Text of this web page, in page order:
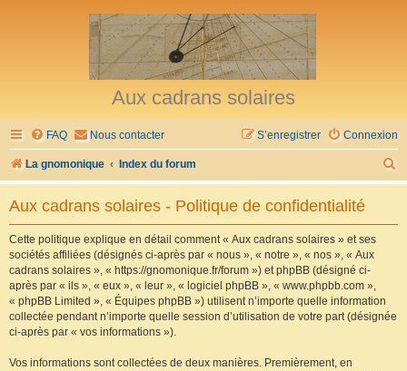
Aux cadrans solaires
FAQ Nous contacter Connexion
S’enregistrer
La gnomonique Index du forum
e
Aux cadrans solaires - Politique de confidentialité
Cette politique explique en détail comment « Aux cadrans solaires » et ses
sociétés affiliées (désignés ci-après par « nous », « notre », « nos », « Aux
cadrans solaires », « https://gnomonique.fr/forum ») et phpBB (désigné ci-
après par « ils », « eux », « leur », « logiciel phpBB », « www.phpbb.com »,
« phpBB Limited », « Équipes phpBB ») utilisent n’importe quelle information
collectée pendant n’importe quelle session d’utilisation de votre part (désignée
ci-après par « vos informations »).
Vos informations sont collectées de deux manières. Premièrement, en